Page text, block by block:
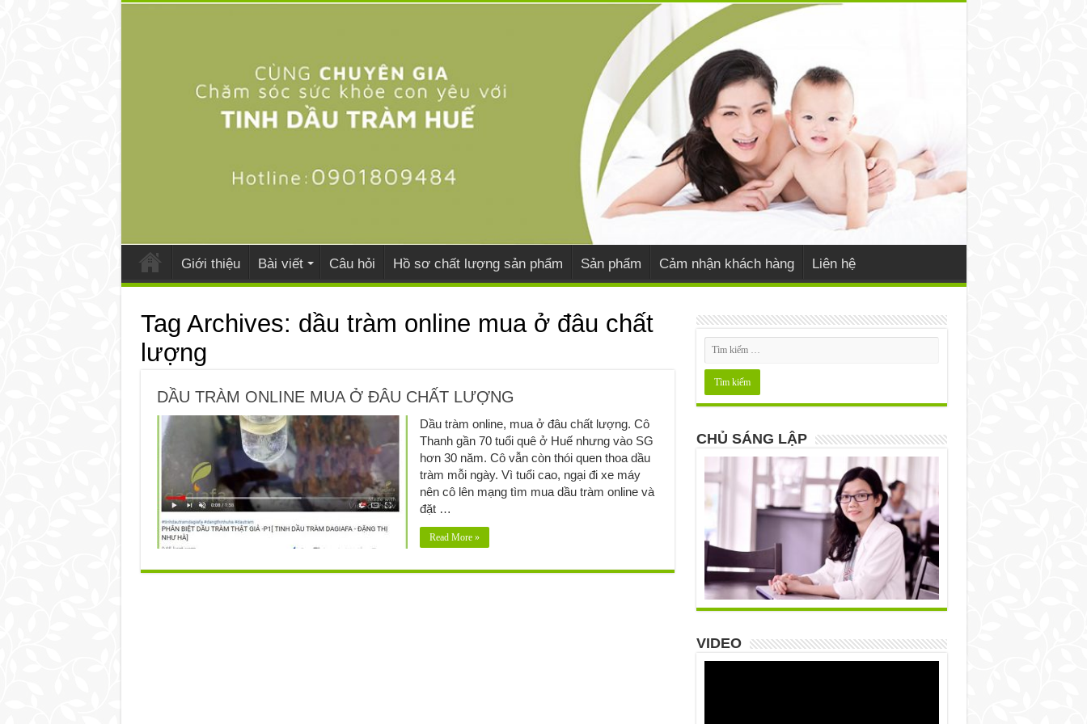
Giới thiệu Bài viết Câu hỏi Hồ sơ chất lượng sản phẩm Sản phẩm Cảm nhận khách hàng Liên hệ
Tag Archives: dầu tràm online mua ở đâu chất
lượng
DẦU TRÀM ONLINE MUA Ở ĐÂU CHẤT LƯỢNG
Dầu tràm online, mua ở đâu chất lượng. Cô
Thanh gần 70 tuổi quê ở Huế nhưng vào SG
hơn 30 năm. Cô vẫn còn thói quen thoa dầu
tràm mỗi ngày. Vì tuổi cao, ngại đi xe máy
nên cô lên mạng tìm mua dầu tràm online và
đặt …
Read More »
CHỦ SÁNG LẬP
VIDEO